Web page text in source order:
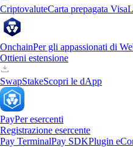
CriptovaluteCarta prepagata Visa
OnchainPer gli appassionati di
Ottieni estensione
SwapStakeScopri le dApp
PayPer esercenti
Registrazione esercente
Pay TerminalPay SDKPlugin